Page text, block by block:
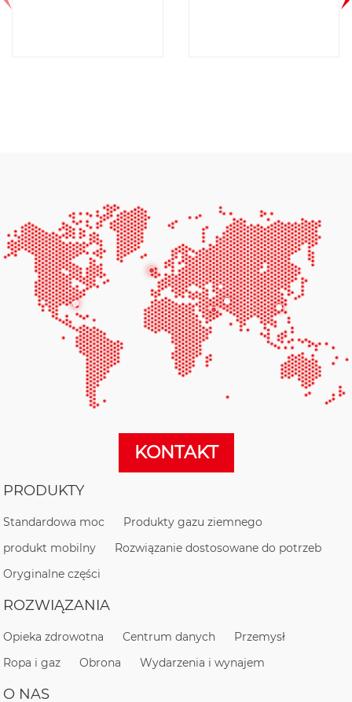
KONTAKT
PRODUKTY
Standardowa moc
Produkty gazu ziemnego
produkt mobilny
Rozwiązanie dostosowane do potrzeb
Oryginalne części
ROZWIĄZANIA
Opieka zdrowotna Centrum danych
Przemysł
Ropa i gaz
Obrona Wydarzenia i wynajem
O NAS